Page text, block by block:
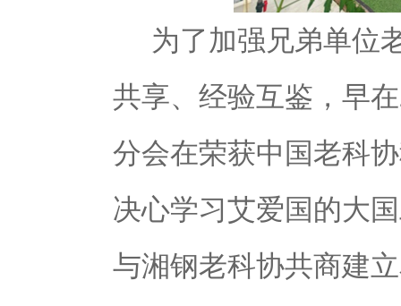
为了加强兄弟单位
共享、经验互鉴，早在
分会在荣获中国老科
决心学习艾爱国的大
与湘钢老科协共商建